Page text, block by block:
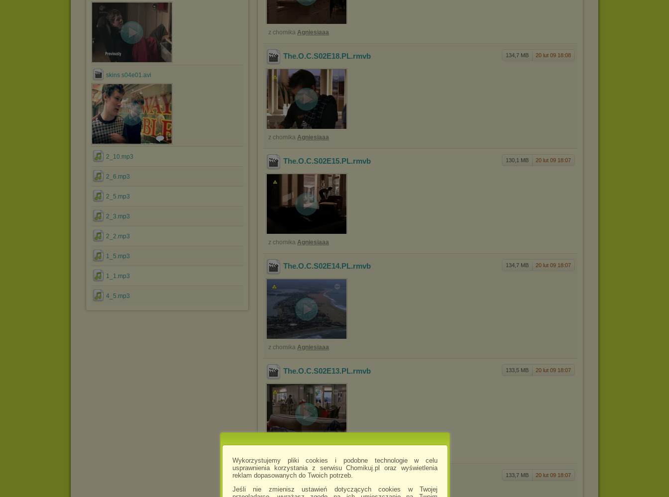
Wykorzystujemy pliki cookies i podobne technologie w celu
usprawnienia korzystania z serwisu Chomikuj.pl oraz wyświetlenia
reklam dopasowanych do Twoich potrzeb.
Jeśli nie zmienisz ustawień dotyczących cookies w Twojej
skins s04e01.avi
1
2_10.mp3
2_6.mp3
2_5.mp3
2_3.mp3
2_2.mp3
1_5.mp3
1_1.mp3
4_5.mp3
z chomika Agniesiaaa
134,7 MB 20 lut 09 18:08
The.O.C.S02E18.PL.rmvb
z chomika Agniesiaaa
130,1 MB 20 lut 09 18:07
The.O.C.S02E15.PL.rmvb
z chomika Agniesiaaa
134,7 MB 20 lut 09 18:07
The.O.C.S02E14.PL.rmvb
z chomika Agniesiaaa
133,5 MB 20 lut 09 18:07
The.O.C.S02E13.PL.rmvb
133,7 MB 20 lut 09 18:07
The.O.C.S02E12.PL.rmvb